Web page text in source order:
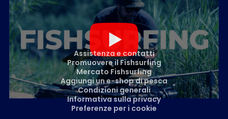
Assistenza e contatti
Promuovere il Fishsurfing
Mercato Fishsurfing
Aggiungi un e-shop di pesca
Condizioni generali
Informativa sulla privacy
Preferenze per i cookie